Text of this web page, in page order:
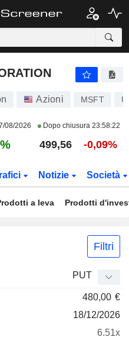
Azioni MSFT
08/2026 Dopo chiusura 23:58:22
499,56 -0,09%
Notizie Società
a leva Prodotti
Filtri
Delta
Parità
PUT
480,00 €
18/12/2026
6.51x